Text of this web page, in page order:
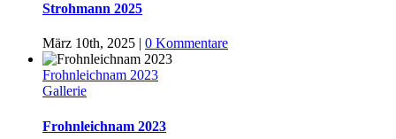
Strohmann 2025
März 10th, 2025 0 Kommentare
Frohnleichnam 2023
Gallerie
Frohnleichnam 2023